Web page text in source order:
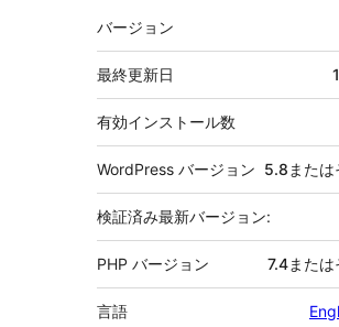
メ
タ
バージョン
最終更新日
有効インストール数
WordPress バージョン 5.8または
検証済み最新バージョン:
PHP バージョン 7.4また
言語